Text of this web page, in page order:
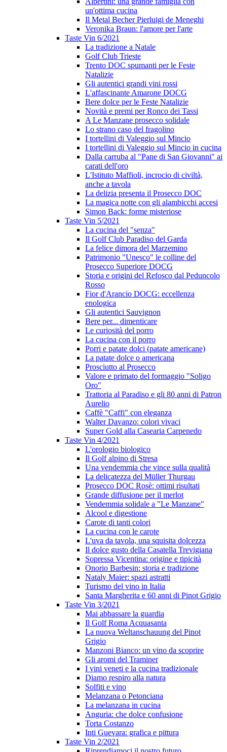
un'ottima cucina
Il Metal Becher Pierluigi de Meneghi
Veronika Braun: l'amore per l'arte
Taste Vin 6/2021
La tradizione a Natale
Golf Club Trieste
Trento DOC spumanti per le Feste
Natalizie
Gli autentici grandi vini rossi
L'affascinante Amarone DOCG
Bere dolce per le Feste Natalizie
Novità e premi per Ronco dei Tassi
A Le Manzane prosecco solidale
Lo strano caso del fragolino
I tortellini di Valeggio sul Mincio
I tortellini di Valeggio sul Mincio in cucina
Dalla carruba al "Pane di San Giovanni" ai
carati dell'oro
L'Istituto Maffioli, incrocio di civiltà,
anche a tavola
La delizia presenta il Prosecco DOC
La magica notte con gli alambicchi accesi
Simon Back: forme misteriose
Taste Vin 5/2021
La cucina del "senza"
Il Golf Club Paradiso del Garda
La felice dimora del Marzemino
Patrimonio "Unesco" le colline del
Prosecco Superiore DOCG
Storia e origini del Refosco dal Peduncolo
Rosso
Fior d'Arancio DOCG: eccellenza
enologica
Gli autentici Sauvignon
Bere per... dimenticare
Le curiosità del porro
La cucina con il porro
Porri e patate dolci (patate americane)
La patate dolce o americana
Prosciutto al Prosecco
Valore e primato del formaggio "Soligo
Oro"
Trattoria al Paradiso e gli 80 anni di Patron
Aurelio
Caffè "Caffi" con eleganza
Walter Davanzo: colori vivaci
Super Gold alla Casearia Carpenedo
Taste Vin 4/2021
L'orologio biologico
Il Golf alpino di Stresa
Una vendemmia che vince sulla qualità
La delicatezza del Müller Thurgau
Prosecco DOC Rosè: ottimi risultati
Grande diffusione per il merlot
Vendemmia solidale a "Le Manzane"
Alcool e digestione
Carote di tanti colori
La cucina con le carote
L'uva da tavola, una squisita dolcezza
Il dolce gusto della Casatella Trevigiana
Sopressa Vicentina: origine e tipicità
Onorio Barbesin: storia e tradizione
Nataly Maier: spazi astratti
Turismo del vino in Italia
Santa Margherita e 60 anni di Pinot Grigio
Taste Vin 3/2021
Mai abbassare la guardia
Il Golf Roma Acquasanta
La nuova Weltanschauung del Pinot
Grigio
Manzoni Bianco: un vino da scoprire
Gli aromi del Traminer
I vini veneti e la cucina tradizionale
Diamo respiro alla natura
Solfiti e vino
Melanzana o Petonciana
La melanzana in cucina
Anguria: che dolce confusione
Torta Costanzo
Inti Guevara: grafica e pittura
Taste Vin 2/2021